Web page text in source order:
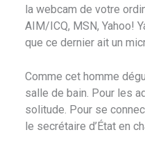
la webcam de votre
AIM/ICQ, MSN, Yahoo!
que ce dernier ait un
Comme cet homme
salle de bain. Pour les
solitude. Pour se
le secrétaire d’État en